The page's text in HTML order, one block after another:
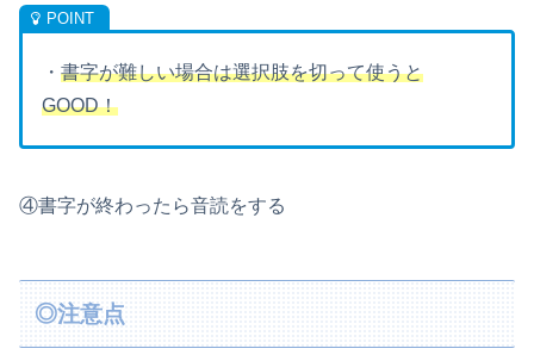
・ 書字が難しい場合は選択肢を切って使うと
GOOD！
④書字が終わったら音読をする
◎注意点